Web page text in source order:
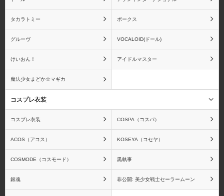
タカラトミー ボークス
グルーヴ VOCALOID(ドール)
けいおん！ アイドルマスター
魔法少女まどか☆マギカ
コスプレ衣装
コスプレ衣装 COSPA（コスパ）
ACOS（アコス） KOSEYA（コセヤ）
COSMODE（コスモード） 黒執事
銀魂 非公開: 美少女戦士セーラームーン